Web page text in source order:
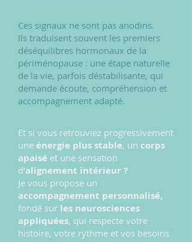
Ces signaux ne sont pas anodins.
Ils traduisent souvent les premiers
déséquilibres hormonaux de la
périménopause : une étape naturelle
de la vie, parfois déstabilisante, qui
demande écoute, compréhension et
accompagnement adapté.
Et si vous retrouviez progressivement
une énergie plus stable, un corps
apaisé et une sensation
d’alignement intérieur ?
Je vous propose un
accompagnement personnalisé,
fondé sur les neurosciences
appliquées, qui respecte votre
histoire, votre rythme et vos besoins